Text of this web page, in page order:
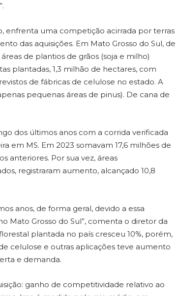
enfrenta uma competição acirrada por terras
das aquisições. Em Mato Grosso do Sul, de
de plantios de grãos (soja e milho)
plantadas, 1,3 milhão de hectares, com
de fábricas de celulose no estado. A
pequenas áreas de pinus). De cana de
dos últimos anos com a corrida verificada
em MS. Em 2023 somavam 17,6 milhões de
anteriores. Por sua vez, áreas
registraram aumento, alcançado 10,8
anos, de forma geral, devido a essa
Mato Grosso do Sul”, comenta o diretor da
plantada no país cresceu 10%, porém,
celulose e outras aplicações teve aumento
e demanda.
ganho de competitividade relativo ao